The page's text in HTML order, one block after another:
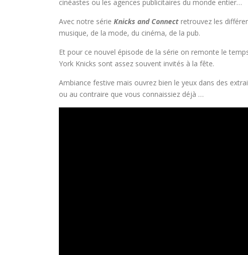
cinéastes ou les agences publicitaires du monde entier…
Avec notre série Knicks and Connect retrouvez les
musique, de la mode, du cinéma, de la pub.
Et pour ce nouvel épisode de la série on remonte le
York Knicks sont assez souvent invités à la fête.
Ambiance festive mais ouvrez bien le yeux dans des
ou au contraire que vous connaissiez déjà …